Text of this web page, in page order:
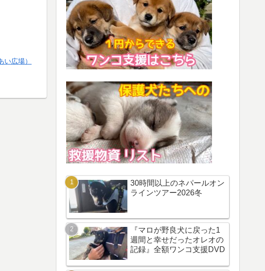
広場）
30時間以上のネパールオン
ラインツアー2026冬
『マロが野良犬に戻った1
週間と幸せだったオレオの
記録』全額ワンコ支援DVD